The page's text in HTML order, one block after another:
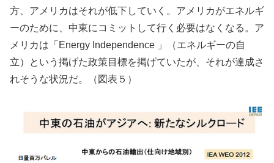
方、アメリカはそれが低下していく。アメリカがエネルギ
ーのために、中東にコミットして行く必要はなくなる。ア
メリカは「Energy Independence 」（エネルギーの自
立）という掲げた政策目標を掲げていたが、それが達成さ
れそうな状況だ。（図表５）